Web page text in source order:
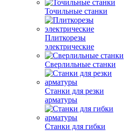
Точильные станки
Плиткорезы
электрические
Сверлильные станки
Станки для резки
арматуры
Станки для гибки